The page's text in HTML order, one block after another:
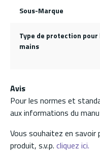
Sous-Marque
Type de protection pour
mains
Avis
Pour les normes et
aux informations du
Vous souhaitez en savoir
produit, s.v.p. cliquez ici.